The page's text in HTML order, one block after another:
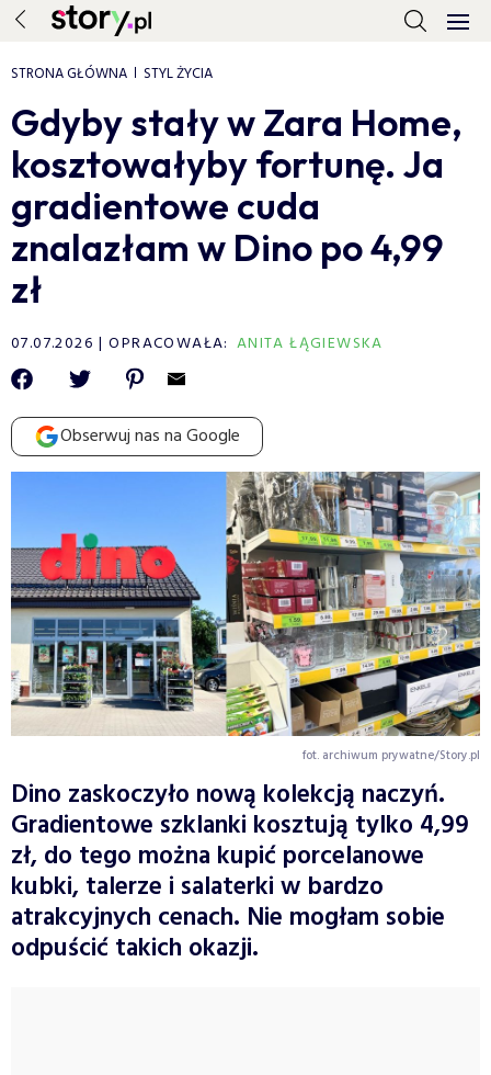
STRONA GŁÓWNA STYL ŻYCIA
Gdyby stały w Zara Home,
kosztowałyby fortunę. Ja
gradientowe cuda
znalazłam w Dino po 4,99
zł
07.07.2026 OPRACOWAŁA: ANITA ŁĄGIEWSKA
Obserwuj nas na Google
fot. archiwum prywatne/Story.pl
Dino zaskoczyło nową kolekcją naczyń.
Gradientowe szklanki kosztują tylko 4,99
zł, do tego można kupić porcelanowe
kubki, talerze i salaterki w bardzo
atrakcyjnych cenach. Nie mogłam sobie
odpuścić takich okazji.